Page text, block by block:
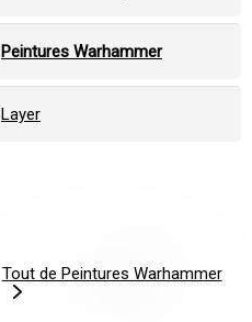
Peintures Warhammer
Layer
Tout de Peintures Warhammer